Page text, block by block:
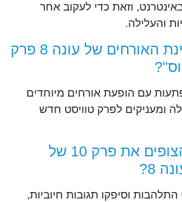
וזאת כדי לעקוב אחר
והעלילה.
מה חדש בפינת האורחים של עונה 8 פרק
הפתעות עם הופעת אורחים מיוחדים
ומעניקים לפרק טוויסט חדש
כיצד קיבלו הצופים את פרק 10 של
8?
התלהבות וסיפקו תגובות חיוביות,